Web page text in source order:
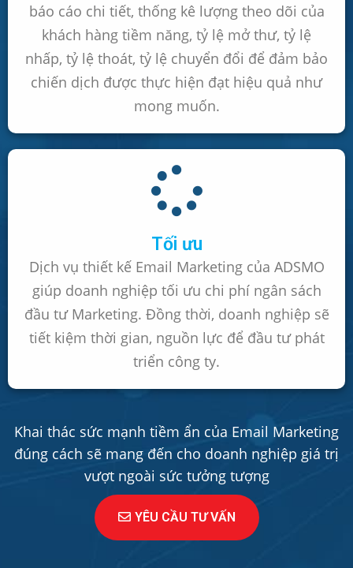
báo cáo chi tiết, thống kê lượng theo dõi của
khách hàng tiềm năng, tỷ lệ mở thư, tỷ lệ
nhấp, tỷ lệ thoát, tỷ lệ chuyển đổi để đảm bảo
chiến dịch được thực hiện đạt hiệu quả như
mong muốn.
Tối ưu
Dịch vụ thiết kế Email Marketing của ADSMO
giúp doanh nghiệp tối ưu chi phí ngân sách
đầu tư Marketing. Đồng thời, doanh nghiệp sẽ
tiết kiệm thời gian, nguồn lực để đầu tư phát
triển công ty.
Khai thác sức mạnh tiềm ẩn của Email Marketing
đúng cách sẽ mang đến cho doanh nghiệp giá trị
vượt ngoài sức tưởng tượng
YÊU CẦU TƯ VẤN